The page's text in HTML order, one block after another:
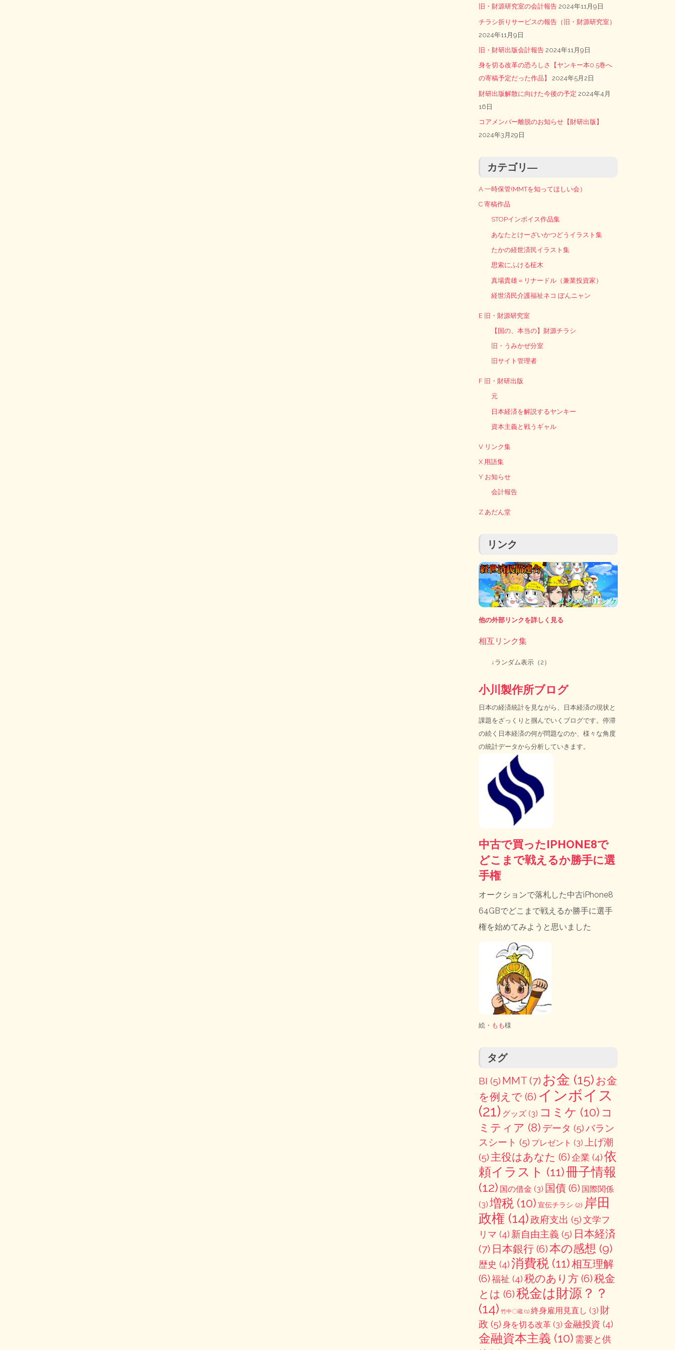
旧・財源研究室の会計報告 2024年11月9日
チラシ折りサービスの報告（旧・財源研究室）
2024年11月9日
旧・財研出版会計報告 2024年11月9日
身を切る改革の恐ろしさ【ヤンキー本0.5巻へ
の寄稿予定だった作品】
2024年5月2日
財研出版解散に向けた今後の予定 2024年4月
16日
コアメンバー離脱のお知らせ【財研出版】
2024年3月29日
カテゴリ―
A 一時保管(MMTを知ってほしい会）
C 寄稿作品
STOPインボイス作品集
あなたとけーざいかつどうイラスト集
たかの経世済民イラスト集
思索にふける柾木
真場貴雄＝リナードル（兼業投資家）
経世済民介護福祉ネコ ぽんニャン
E 旧・財源研究室
【国の、本当の】財源チラシ
旧・うみかぜ分室
旧サイト管理者
F 旧・財研出版
元
日本経済を解説するヤンキー
資本主義と戦うギャル
V リンク集
X 用語集
Y お知らせ
会計報告
Z あだん堂
リンク
他の外部リンクを詳しく見る
相互リンク集
↓ランダム表示（2）
小川製作所ブログ
日本の経済統計を見ながら、日本経済の現状と
課題をざっくりと掴んでいくブログです。停滞
の続く日本経済の何が問題なのか、様々な角度
の統計データから分析していきます。
中古で買ったIPHONE8で
どこまで戦えるか勝手に選
手権
オークションで落札した中古iPhone8
64GBでどこまで戦えるか勝手に選手
権を始めてみようと思いました
絵・ もも様
タグ
BI (5) MMT(7) お金 (15) お金
を例えで(6) インボイス
(21) グッズ(3) コミケ (10) コ
ミティア (8) データ (5)バラン
スシート (5) プレゼント (3) 上げ潮
(5) 主役はあなた (6)企業 (4)依
頼イラスト (11)冊子情報
(12) 国の借金 (3) 国債(6) 国際関係
(3) 増税(10) 宣伝チラシ (2) 岸田
政権 (14)政府支出 (5)文学フ
リマ (4) 新自由主義 (5) 日本経済
(7) 日本銀行(6)本の感想 (9)
歴史 (4)消費税(11)相互理解
(6)福祉 (4)税のあり方(6)税金
とは (6)税金は財源？？
(14) 竹中〇蔵(1) 終身雇用見直し (3) 財
政 (5) 身を切る改革(3) 金融投資 (4)
金融資本主義 (10) 需要と供